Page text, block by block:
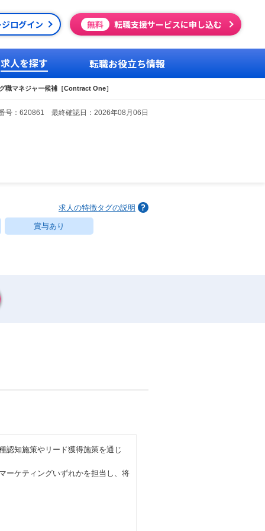
ログイン 無料 転職支援サービスに申し込む
求人を探す 転職お役立ち情報
職マネジャー候補［Contract One］
号：620861 最終確認日：2026年08月06日
求人の特徴タグの説明
賞与あり
認知施策やリード獲得施策を通じ
ーケティングいずれかを担当し、将